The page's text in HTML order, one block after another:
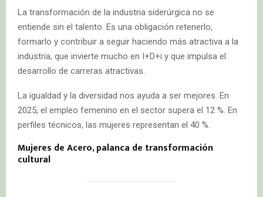
La transformación de la industria siderúrgica no se
entiende sin el talento. Es una obligación retenerlo,
formarlo y contribuir a seguir haciendo más atractiva a la
industria, que invierte mucho en I+D+i y que impulsa el
desarrollo de carreras atractivas.
La igualdad y la diversidad nos ayuda a ser mejores. En
2025, el empleo femenino en el sector supera el 12 %. En
perfiles técnicos, las mujeres representan el 40 %.
Mujeres de Acero, palanca de transformación
cultural